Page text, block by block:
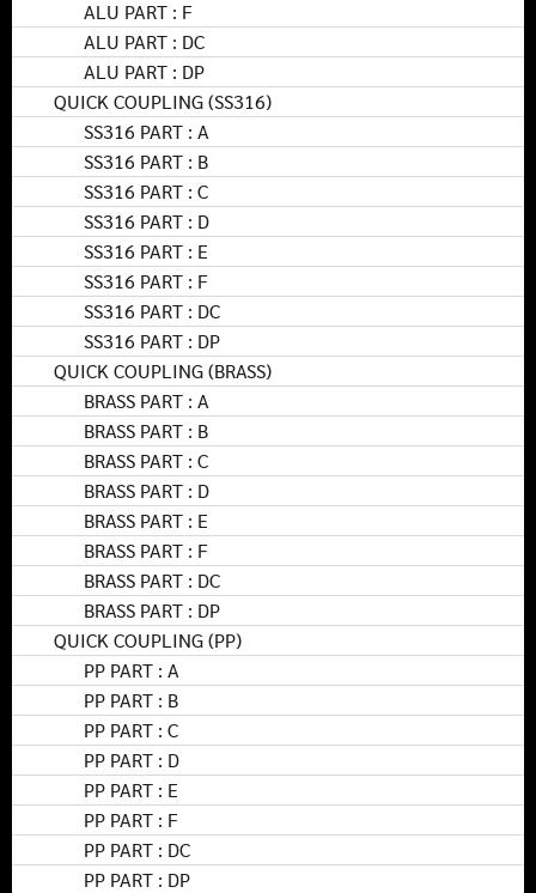
ALU PART : F
ALU PART : DC
ALU PART : DP
QUICK COUPLING (SS316)
SS316 PART : A
SS316 PART : B
SS316 PART : C
SS316 PART : D
SS316 PART : E
SS316 PART : F
SS316 PART : DC
SS316 PART : DP
QUICK COUPLING (BRASS)
BRASS PART : A
BRASS PART : B
BRASS PART : C
BRASS PART : D
BRASS PART : E
BRASS PART : F
BRASS PART : DC
BRASS PART : DP
QUICK COUPLING (PP)
PP PART : A
PP PART : B
PP PART : C
PP PART : D
PP PART : E
PP PART : F
PP PART : DC
PP PART : DP